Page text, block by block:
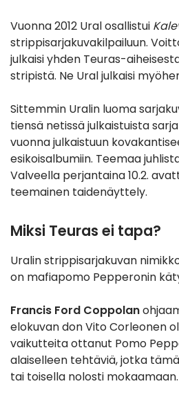
Vuonna 2012 Ural osallistui
strippisarjakuvakilpailuun.
julkaisi yhden Teuras-
stripistä. Ne Ural julkaisi
Sittemmin Uralin luoma
tiensä netissä julkaistuista
vuonna julkaistuun
esikoisalbumiin. Teemaa
Valveella perjantaina 10.2.
teemainen taidenäyttely.
Miksi Teuras ei tapa?
Uralin strippisarjakuvan
on mafiapomo Pepperonin
Francis Ford Coppolan
elokuvan don Vito Corleonen
vaikutteita ottanut Pomo
alaiselleen tehtäviä, jotka
tai toisella nolosti mokaamaan.